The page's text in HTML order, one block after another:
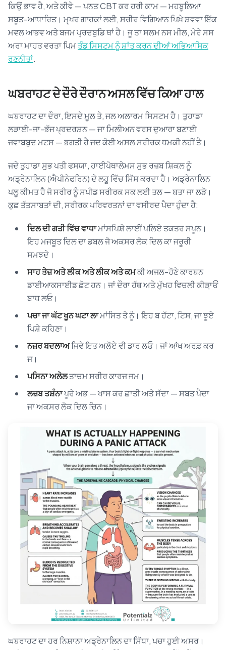
ਕਿਉਂ ਭਾਵ ਹੈ, ਅਤੇ ਕੀਵੇ — ਪਨਤ CBT ਕਰ ਹਰੀ ਕਾਮ — ਮਹਬੂਲਿਆ
ਸਬੂਤ-ਆਧਾਰਿਤ। ਮੵਖਰ ਗਾਹਕਾਂ ਲਈ, ਸਰੀਰ ਵਿਗਿਆਨ ਪਿਖ਼ੇ ਸ਼ਵਵਾ ਇੱਕ
ਮਵਲ ਆਭਵ ਅਤੇ ਬਜਮ ਪ੍ਰਦਬੁਡਿ ਥਾਂ ਹੈ। ਜੂ ਤਾ ਸਲਮ ਨਸ ਮੀਲ, ਮੇਰੇ ਸਸ
ਅਰਾ ਮਾਹਤ ਵਰਤਾ ਪਿਮਤੰਡ ਸਿਸਟਮ ਨੂੰ ਸ਼ਾਂਤ ਕਰਨ ਦੀਆਂ ਅਭਿਆਸਿਕ
ਰਣਨੀਤਾਂ.
ਘਬਰਾਹਟ ਦੇ ਦੌਰੇ ਦੌਰਾਨ ਅਸਲ ਵਿੱਚ ਕਿਆ ਹਾਲ
ਘਬਰਾਹਟ ਦਾ ਦੌਰਾ, ਇਸਦੇ ਮੂਲ ਤੇ, ਜਲ ਅਲਾਰਮ ਸਿਸਟਮ ਹੈ। ਤੁਹਾਡਾ
ਲੜਾਈ-ਜਾ-ਭੱਜ ਪ੍ਰਦਰਸ਼ਨ — ਜਾ ਮਿਲੀਅਨ ਵਰਸ ਦੁਆਰਾ ਬਣਾਈ
ਜਵਾਬਬੁਦ ਮਟਸ — ਭਗਤੀ ਹੈ ਜਦ ਕੋਈ ਅਸਲ ਸਰੀਰਕ ਧਮਕੀ ਨਹੀਂ ਤੈ।
ਜਦੇ ਤੁਹਾਡਾ ਸੁਭ ਪਤੀ ਫਸਯਾ, ਹਾਈਪੋਥਾਲੇਮਸ ਸੁਭ ਰਜ਼ਬ ਸ਼ਿਕਲ ਨੂੰ
ਅਡ੍ਰੇਨਾਲਿਨ (ਐਪੀਨੇਫਰਿਨ) ਦੇ ਲਹੂ ਵਿੱਚ ਸਿੱਸ ਕਰਦਾ ਹੈ। ਅਡ੍ਰੇਨਾਲਿਨ
ਪਲੂ ਕੀਮਤ ਹੈ ਜੋ ਸਰੀਰ ਨੂੰ ਸਪੀਡ ਸਰੀਰਕ ਸਕ ਲਈ ਤਲ — ਬਤਾ ਜਾ ਲੜੋ।
ਕੁਛ ਤੱਤਸਾਬਤਾਂ ਦੀ, ਸਰੀਰਕ ਪਰਿਵਰਤਨਾਂ ਦਾ ਵਸੀਰਦ ਪੈਦਾ ਹੁੰਦਾ ਹੈ:
ਦਿਲ ਦੀ ਗਤੀ ਵਿੱਚ ਵਾਧਾਮਾਂਸਪਿਸ਼ੇ ਲਾਈਂ ਪਲਿਏ ਤਕਤਰ ਸਪੂਨ।
ਇਹ ਮਜਬੂਤ ਦਿਲ ਦਾ ਡਬਲ ਜੋ ਅਕਸਰ ਲੋਕ ਦਿਲ ਕਾ ਜਰੂਰੀ
ਸਮਝਦੇ।
ਸਾਹ ਤੇਜ਼ ਅਤੇ ਲੀਕ ਅਤੇ ਲੀਕ ਅਤੇ ਕਮਕੀ ਅਜਲ-ਹੋਣੇ ਕਾਰਬਨ
ਡਾਈਆਕਸਾਈਡ ਛੋਟ ਹਨ। ਜਾਂ ਦੌਰਾ ਹੱਥ ਅਤੇ ਮੁੱਖਹ ਵਿਚਲੀ ਕੀੜ਼ਾਓਂ
ਬਾਧ ਲਓ।
ਪਚਾ ਜਾ ਘੱਟ ਖੂਨ ਘਟਾ ਲਾਮਾਂਸਿਤ ਤੇ ਨੂੰ। ਇਹ ਬ ਹੱਟਾ, ਟਿਸ, ਜਾ ਝੂਏ
ਪਿਸ਼ੇ ਕਹਿਣਾ।
ਨਜ਼ਰ ਬਦਲਾਅਜਿਵੇ ਇਤ ਅਲੋਏ ਵੀ ਡਾਰ ਲਓ। ਜਾਂ ਆਂਖ ਅਰਫ਼ ਕਰ
ਜ।
ਪਸਿਨਾ ਅਲੇਲਤਾਚਮ ਸਰੀਰ ਕਾਰਜ ਜਮ।
ਲਜ਼ਬ ਤਸ਼ੰਨਾਪੂਰੇ ਅਭ — ਖਾਸ ਕਰ ਛਾਤੀ ਅਤੇ ਸੱਦਾ — ਸਬਤ ਪੈਦਾ
ਜਾ ਅਕਸਰ ਲੋਕ ਦਿਲ ਚਿਨ।
ਘਬਰਾਹਟ ਦਾ ਹਰ ਨਿਸ਼ਾਨਾ ਅਡ੍ਰੇਨਾਲਿਨ ਦਾ ਸਿੱਧਾ, ਪਚਾ ਹੁਈ ਅਸਰ।